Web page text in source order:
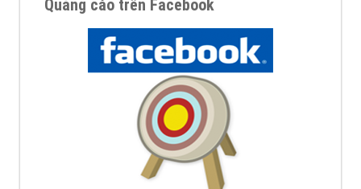
Google Ads là hình thức quảng cáo của Google được
tài trợ có chữ Ad gồm 4 ví trí trên cùng và 3 vị trí
dưới cùng
XEM CHI TIẾT